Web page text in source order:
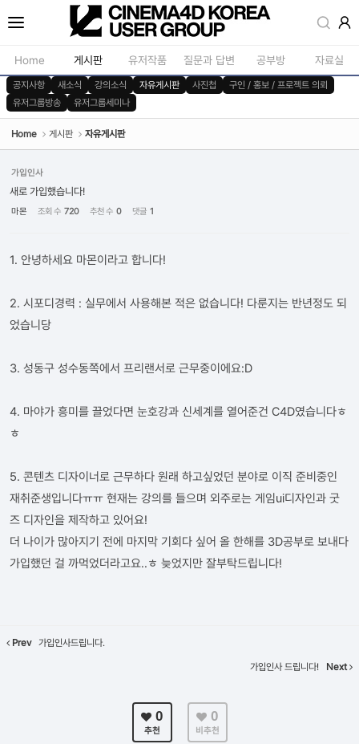
Home 게시판
공지사항
새소식
자유게시판
사진첩
유저그룹세미나
유저작품 질문과 답변 공부방 자료실
공지사항 새소식 강의소식 자유게시판 사진첩
구인 / 홍보 / 프로젝트 의뢰
유저그룹방송
유저그룹세미나
Home 게시판 자유게시판
가입인사
새로 가입했습니다!
마몬 조회 수 720 추천 수 0 댓글 1
1. 안녕하세요 마몬이라고 합니다!
2. 시포디경력 : 실무에서 사용해본 적은 없습니다! 다룬지는 반년정도 되
었습니당
3. 성동구 성수동쪽에서 프리랜서로 근무중이에요:D
4. 마야가 흥미를 끌었다면 눈호강과 신세계를 열어준건 C4D였습니다ㅎ
ㅎ
5. 콘텐츠 디자이너로 근무하다 원래 하고싶었던 분야로 이직 준비중인
재취준생입니다ㅠㅠ 현재는 강의를 들으며 외주로는 게임ui디자인과 굿
즈 디자인을 제작하고 있어요!
더 나이가 많아지기 전에 마지막 기회다 싶어 올 한해를 3D공부로 보내다
가입했던 걸 까먹었더라고요..ㅎ 늦었지만 잘부탁드립니다!
Prev 가입인사드립니다.
가입인사 드립니다! Next
0
추천
0
비추천
Sketchbook5, 스케치북5
Sketchbook5, 스케치북5